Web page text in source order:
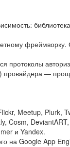
библиотека
фреймворку.
протоколы
провайдера —
Meetup, Plurk,
Cosm,
и Yandex.
на Google App